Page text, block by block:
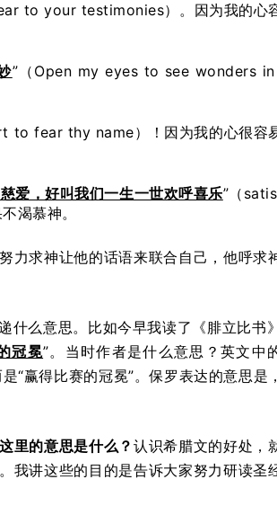
to your testimonies）。因为我的心
”（Open my eyes to see wonders
to fear thy name）！因为我的心很容
爱，好叫我们一生一世欢呼喜乐”（
渴慕神。
力求神让他的话语来联合自己，他呼求
什么意思。比如今早我读了《腓立比书
冠冕”。当时作者是什么意思？英文中
“赢得比赛的冠冕”。保罗表达的意思是
里的意思是什么？认识希腊文的好处，
我讲这些的目的是告诉大家努力研读圣